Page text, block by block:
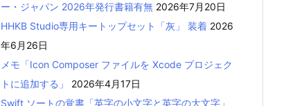
ー・ジャパン 2026年発行書籍有無 2026年7月20日
HHKB Studio専用キートップセット「灰」 装着 2026
年6月26日
メモ「Icon Composer ファイルを Xcode プロジェク
トに追加する」
2026年4月17日
Swift ソートの覚書「英字の小文字と英字の大文字」